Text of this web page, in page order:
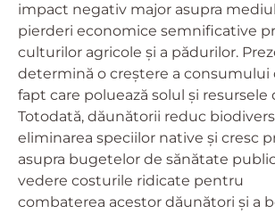
impact negativ major asupra
pierderi economice semnificative
culturilor agricole și a pădurilor.
determină o creștere a consumului
fapt care poluează solul și resursele
Totodată, dăunătorii reduc
eliminarea speciilor native și cresc
asupra bugetelor de sănătate
vedere costurile ridicate pentru
combaterea acestor dăunători și a